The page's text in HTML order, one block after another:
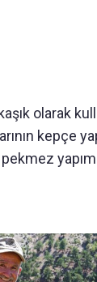
olarak
kepçe